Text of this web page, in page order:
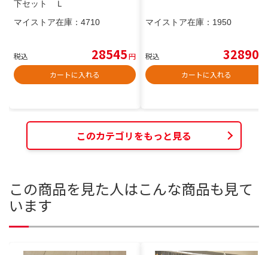
下セット Ｌ
マイストア在庫： 4710
税込 28545円
カートに入れる
マイストア在庫： 1950
税込 32890
カートに入れる
このカテゴリをもっと見る
この商品を見た人はこんな商品も見て
います